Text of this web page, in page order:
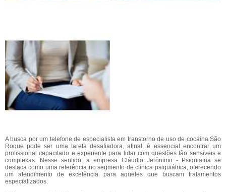
A busca por um telefone de especialista em transtorno de uso de cocaína São
Roque pode ser uma tarefa desafiadora, afinal, é essencial encontrar um
profissional capacitado e experiente para lidar com questões tão sensíveis e
complexas. Nesse sentido, a empresa Cláudio Jerônimo - Psiquiatria se
destaca como uma referência no segmento de clínica psiquiátrica, oferecendo
um atendimento de excelência para aqueles que buscam tratamentos
especializados.